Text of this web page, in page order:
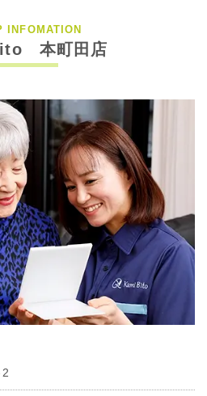
INFOMATION
本町田店